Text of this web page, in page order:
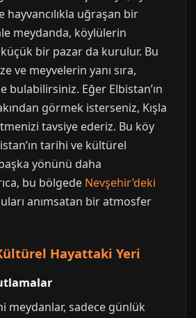
hayvancılıkla uğraşan bir
meydanda, köylülerin
bir pazar da kurulur. Bu
ve meyvelerin yanı sıra,
bulabilirsiniz. Eğer Elbistan’ın
görmek isterseniz, Kışla
tavsiye ederiz. Bu köy
tarihi ve kültürel
yönünü daha
bu bölgede Nevşehir’deki
anımsatan bir atmosfer
Hayattaki Yeri
meydanlar, sadece günlük